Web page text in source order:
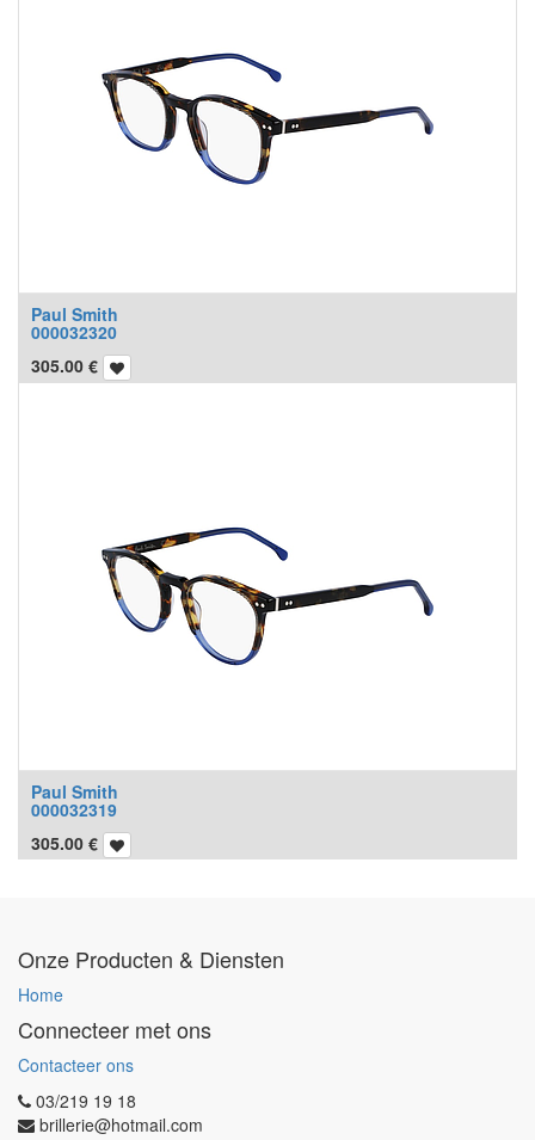
Paul Smith
000032320
305.00 €
Paul Smith
000032319
305.00 €
Onze Producten & Diensten
Home
Connecteer met ons
Contacteer ons
03/219 19 18
brillerie@hotmail.com